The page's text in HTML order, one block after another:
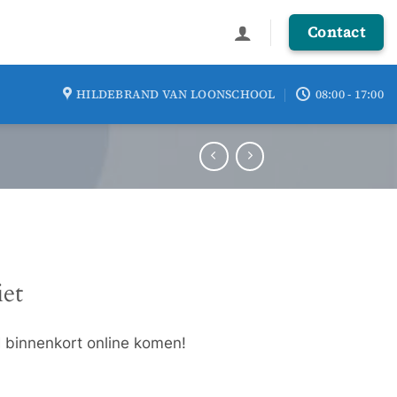
Contact
HILDEBRAND VAN LOONSCHOOL 08:00 - 17:00
online komen!